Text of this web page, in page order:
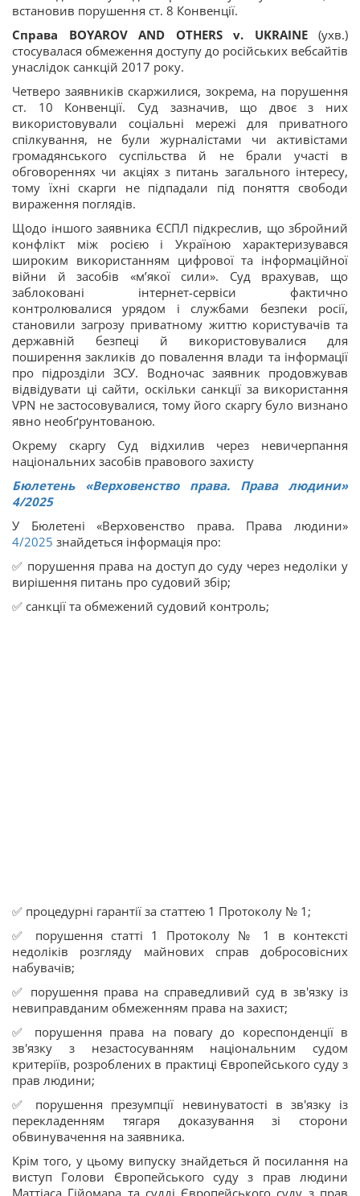
встановив порушення ст. 8 Конвенції.
Справа BOYAROV AND OTHERS v. UKRAINE(ухв.)
стосувалася обмеження доступу до російських вебсайтів
унаслідок санкцій 2017 року.
Четверо заявників скаржилися, зокрема, на порушення
ст. 10 Конвенції. Суд зазначив, що двоє з них
використовували соціальні мережі для приватного
спілкування, не були журналістами чи активістами
громадянського суспільства й не брали участі в
обговореннях чи акціях з питань загального інтересу,
тому їхні скарги не підпадали під поняття свободи
вираження поглядів.
Щодо іншого заявника ЄСПЛ підкреслив, що збройний
конфлікт між росією і Україною характеризувався
широким використанням цифрової та інформаційної
війни й засобів «м’якої сили». Суд врахував, що
заблоковані інтернет-сервіси фактично
контролювалися урядом і службами безпеки росії,
становили загрозу приватному життю користувачів та
державній безпеці й використовувалися для
поширення закликів до повалення влади та інформації
про підрозділи ЗСУ. Водночас заявник продовжував
відвідувати ці сайти, оскільки санкції за використання
VPN не застосовувалися, тому його скаргу було визнано
явно необґрунтованою.
Окрему скаргу Суд відхилив через невичерпання
національних засобів правового захисту
Бюлетень «Верховенство права. Права людини»
4/2025
У Бюлетені «Верховенство права. Права людини»
4/2025 знайдеться інформація про:
✅ порушення права на доступ до суду через недоліки у
вирішення питань про судовий збір;
✅ санкції та обмежений судовий контроль;
✅ процедурні гарантії за статтею 1 Протоколу № 1;
✅ порушення статті 1 Протоколу № 1 в контексті
недоліків розгляду майнових справ добросовісних
набувачів;
✅ порушення права на справедливий суд в зв'язку із
невиправданим обмеженням права на захист;
✅ порушення права на повагу до кореспонденції в
зв'язку з незастосуванням національним судом
критеріїв, розроблених в практиці Європейського суду з
прав людини;
✅ порушення презумпції невинуватості в зв'язку із
перекладенням тягаря доказування зі сторони
обвинувачення на заявника.
Крім того, у цьому випуску знайдеться й посилання на
виступ Голови Європейського суду з прав людини
Маттіаса Гійомара та судді Європейського суду з прав